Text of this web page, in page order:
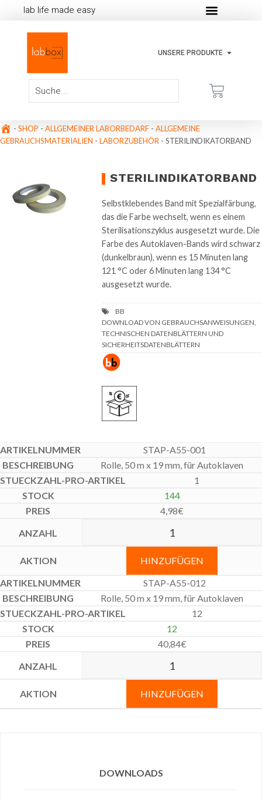
lab life made easy
UNSERE PRODUKTE
- SHOP - ALLGEMEINER LABORBEDARF - ALLGEMEINE
GEBRAUCHSMATERIALIEN - LABORZUBEHÖR - STERILINDIKATORBAND
STERILINDIKATORBAND
Selbstklebendes Band mit Spezialfärbung,
das die Farbe wechselt, wenn es einem
Sterilisationszyklus ausgesetzt wurde. Die
Farbe des Autoklaven-Bands wird schwarz
(dunkelbraun), wenn es 15 Minuten lang
121 °C oder 6 Minuten lang 134 °C
ausgesetzt wurde.
DOWNLOAD VON GEBRAUCHSANWEISUNGEN,
TECHNISCHEN DATENBLÄTTERN UND
SICHERHEITSDATENBLÄTTERN
STAP-A55-001
Rolle, 50 m x 19 mm, für Autoklaven
1
144
4,98€
HINZUFÜGEN
STAP-A55-012
Rolle, 50 m x 19 mm, für Autoklaven
12
12
40,84€
HINZUFÜGEN
DOWNLOADS